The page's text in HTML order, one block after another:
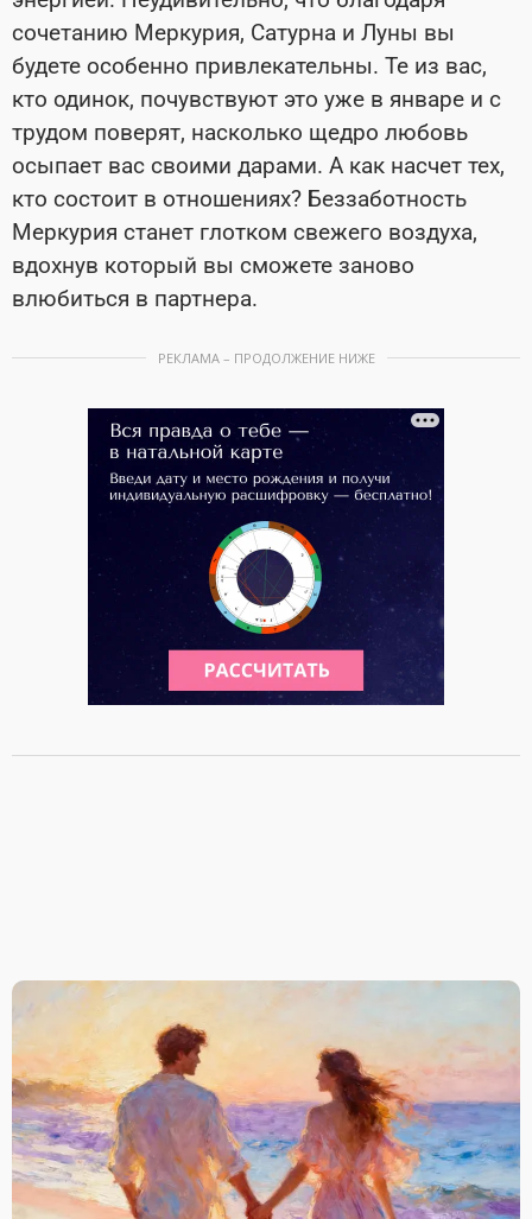
сочетанию Меркурия, Сатурна и Луны вы
будете особенно привлекательны. Те из вас,
кто одинок, почувствуют это уже в январе и с
трудом поверят, насколько щедро любовь
осыпает вас своими дарами. А как насчет тех,
кто состоит в отношениях? Беззаботность
Меркурия станет глотком свежего воздуха,
вдохнув который вы сможете заново
влюбиться в партнера.
РЕКЛАМА – ПРОДОЛЖЕНИЕ НИЖЕ